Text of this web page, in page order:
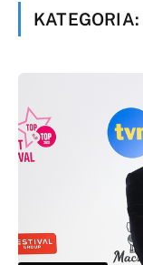
KATEGORIA: